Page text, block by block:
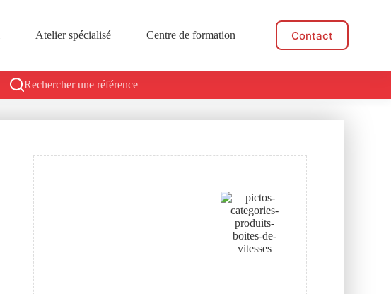
Atelier spécialisé Centre de formation Actualités
Contact
Rechercher une référence